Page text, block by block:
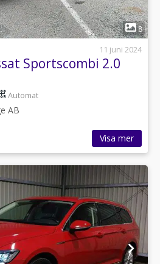
1
8
11 juni 2024
Sportscombi 2.0
Automat
AB
Visa mer